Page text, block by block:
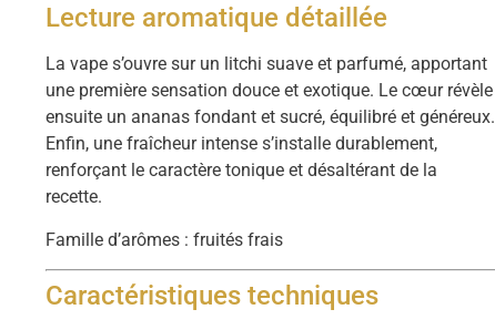
Lecture aromatique détaillée
La vape s’ouvre sur un litchi suave et parfumé, apportant
une première sensation douce et exotique. Le cœur révèle
ensuite un ananas fondant et sucré, équilibré et généreux.
Enfin, une fraîcheur intense s’installe durablement,
renforçant le caractère tonique et désaltérant de la
recette.
Famille d’arômes : fruités frais
Caractéristiques techniques